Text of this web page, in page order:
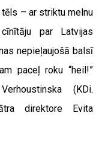
– ar striktu melnu
par Latvijas
nepieļaujošā balsī
paceļ roku “heil!”
(KDi.
direktore Evita